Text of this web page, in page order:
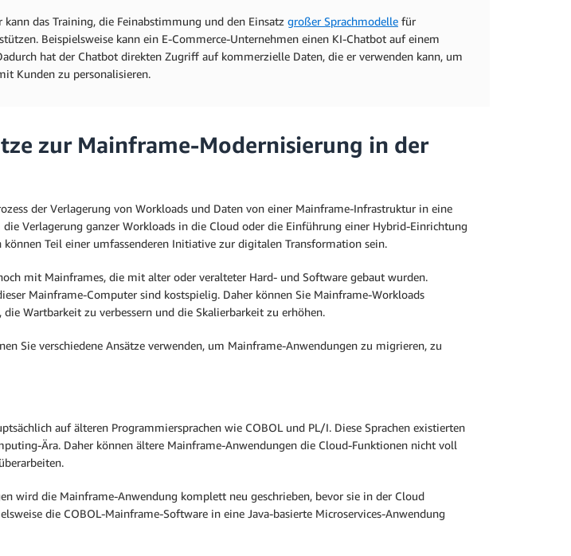
das Training, die Feinabstimmung und den Einsatz großer Sprachmodelle für
Beispielsweise kann ein E-Commerce-Unternehmen einen KI-Chatbot auf einem
hat der Chatbot direkten Zugriff auf kommerzielle Daten, die er verwenden kann, um
Kunden zu personalisieren.
zur Mainframe-Modernisierung in der
der Verlagerung von Workloads und Daten von einer Mainframe-Infrastruktur in eine
Verlagerung ganzer Workloads in die Cloud oder die Einführung einer Hybrid-Einrichtung
Teil einer umfassenderen Initiative zur digitalen Transformation sein.
mit Mainframes, die mit alter oder veralteter Hard- und Software gebaut wurden.
Mainframe-Computer sind kostspielig. Daher können Sie Mainframe-Workloads
Wartbarkeit zu verbessern und die Skalierbarkeit zu erhöhen.
Sie verschiedene Ansätze verwenden, um Mainframe-Anwendungen zu migrieren, zu
auf älteren Programmiersprachen wie COBOL und PL/I. Diese Sprachen existierten
Ära. Daher können ältere Mainframe-Anwendungen die Cloud-Funktionen nicht voll
wird die Mainframe-Anwendung komplett neu geschrieben, bevor sie in der Cloud
die COBOL-Mainframe-Software in eine Java-basierte Microservices-Anwendung